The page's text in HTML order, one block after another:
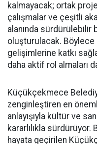
kalmayacak; ortak
çalışmalar ve çeşitli
alanında sürdürülebilir
oluşturulacak. Böylece
gelişimlerine katkı
daha aktif rol almaları
Küçükçekmece
zenginleştiren en
anlayışıyla kültür ve
kararlılıkla
hayata geçirilen